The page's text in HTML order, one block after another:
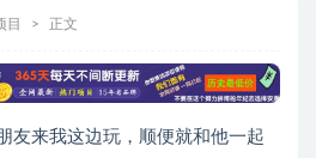
目 正文
友来我这边玩，顺便就和他一起